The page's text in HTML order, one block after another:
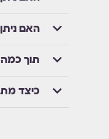
האם
תוך
כיצד